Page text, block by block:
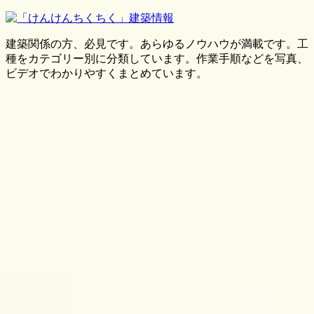
建築関係の方、必見です。あらゆるノウハウが満載です。工
種をカテゴリー別に分類しています。作業手順などを写真、
ビデオでわかりやすくまとめています。